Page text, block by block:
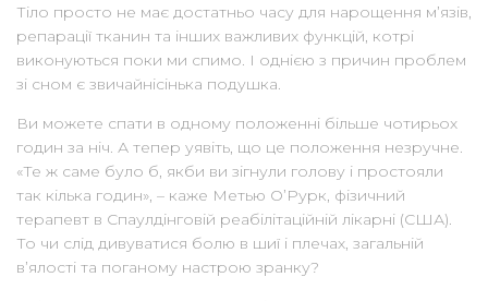
Тіло просто не має достатньо часу для нарощення м’язів,
репарації тканин та інших важливих функцій, котрі
виконуються поки ми спимо. І однією з причин проблем
зі сном є звичайнісінька подушка.
Ви можете спати в одному положенні більше чотирьох
годин за ніч. А тепер уявіть, що це положення незручне.
«Те ж саме було б, якби ви зігнули голову і простояли
так кілька годин», – каже Метью О’Рурк, фізичний
терапевт в Спаулдінговій реабілітаційній лікарні (США).
То чи слід дивуватися болю в шиї і плечах, загальній
в’ялості та поганому настрою зранку?